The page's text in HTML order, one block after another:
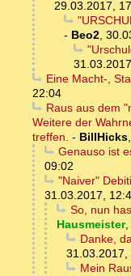
29.03.2017,
- Beo2,
Eine Macht-,
22:04
Raus aus dem
Weitere der
treffen. - BillHicks,
Genauso ist
09:02
"Naiver"
31.03.2017,
So, nun
Hausmeister,
Danke,
31.03.2017,
Mein